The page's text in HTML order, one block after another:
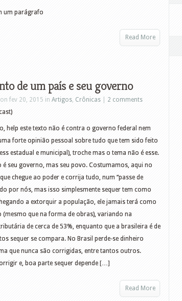
um parágrafo
Read More
de um país e seu governo
on fev 20, 2015 in Artigos, Crônicas
2 comments
help este texto não é contra o governo federal nem
forte opinião pessoal sobre tudo que tem sido feito
estadual e municipal), troche mas o tema não é esse.
seu governo, mas seu povo. Costumamos, aqui no
chegue ao poder e corrija tudo, num “passe de
por nós, mas isso simplesmente sequer tem como
a extorquir a população, ele jamais terá como
que na forma de obras), variando na
de cerca de 53%, enquanto que a brasileira é de
sequer se compara. No Brasil perde-se dinheiro
que nunca são corrigidas, entre tantos outros.
e, boa parte sequer depende […]
Read More